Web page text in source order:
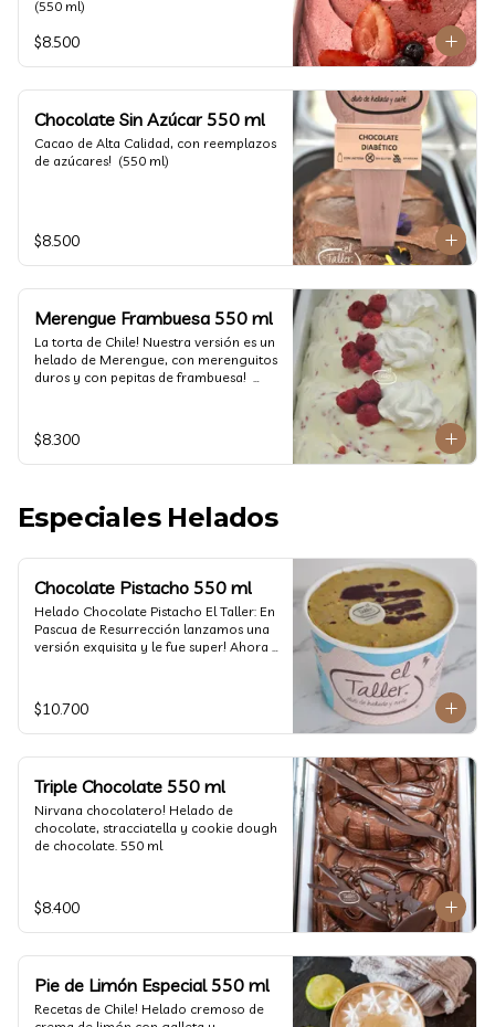
(550 ml)
$8.500
Chocolate Sin Azúcar 550 ml
Cacao de Alta Calidad, con reemplazos
de azúcares!  (550 ml)
$8.500
Merengue Frambuesa 550 ml
La torta de Chile! Nuestra versión es un
helado de Merengue, con merenguitos
duros y con pepitas de frambuesa!
$8.300
Especiales Helados
Chocolate Pistacho 550 ml
Helado Chocolate Pistacho El Taller: En
Pascua de Resurrección lanzamos una
versión exquisita y le fue super! Ahora
calidad, al centro una bomba de
chocolate blanco relleno de crema de
pistacho, y arriba nuestro crocante
crunchy de pistacho. Por favor, hágase
$10.700
Triple Chocolate 550 ml
Nirvana chocolatero! Helado de
chocolate, stracciatella y cookie dough
de chocolate. 550 ml
$8.400
Pie de Limón Especial 550 ml
Recetas de Chile! Helado cremoso de